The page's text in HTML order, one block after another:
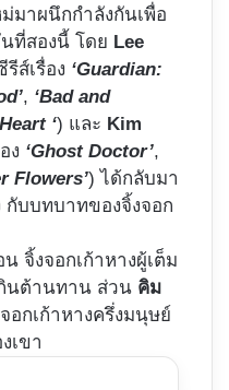
มาผนึกกำลังกันเพื่อ
ที่สองนี้ โดย Lee
ส์เรื่อง ‘Guardian:
, ‘Bad and
‘) และ Kim
ง ‘Ghost Doctor’,
Flowers’) ได้กลับมา
กับบทบาทของจิ้งจอก
จิ้งจอกเก้าหางผู้เต็ม
นต้านทาน ส่วน คิม
อกเก้าหางครึ่งมนุษย์
เขา